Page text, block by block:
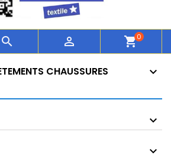
  shopping_cart0
CHAUSSURES